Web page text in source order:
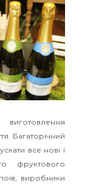
виготовлення
Багаторічний
все нові і
фруктового
виробники